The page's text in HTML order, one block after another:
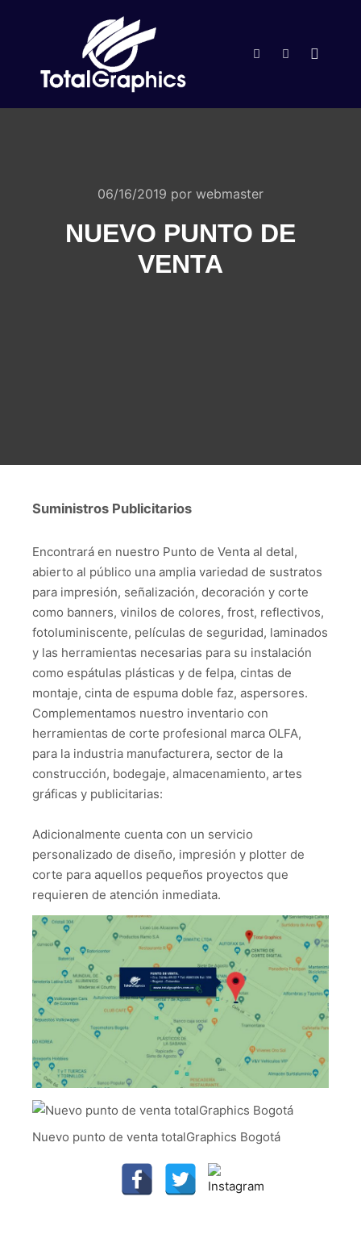
06/16/2019 por webmaster
NUEVO PUNTO DE
VENTA
Suministros Publicitarios
Encontrará en nuestro Punto de Venta al detal,
abierto al público una amplia variedad de sustratos
para impresión, señalización, decoración y corte
como banners, vinilos de colores, frost, reflectivos,
fotoluminiscente, películas de seguridad, laminados
y las herramientas necesarias para su instalación
como espátulas plásticas y de felpa, cintas de
montaje, cinta de espuma doble faz, aspersores.
Complementamos nuestro inventario con
herramientas de corte profesional marca OLFA,
para la industria manufacturera, sector de la
construcción, bodegaje, almacenamiento, artes
gráficas y publicitarias:
Adicionalmente cuenta con un servicio
personalizado de diseño, impresión y plotter de
corte para aquellos pequeños proyectos que
requieren de atención inmediata.
Nuevo punto de venta totalGraphics Bogotá